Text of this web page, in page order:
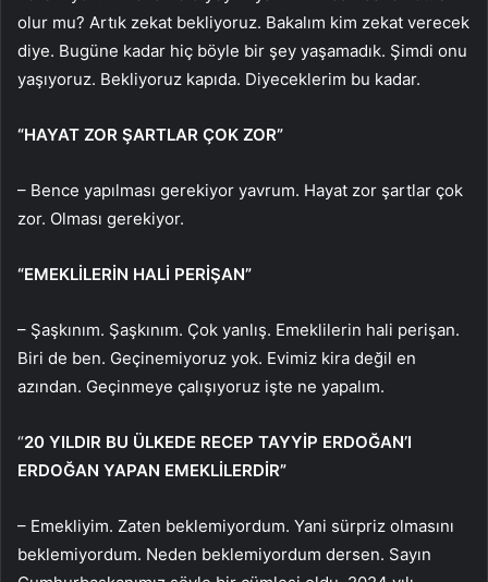
olur mu? Artık zekat bekliyoruz. Bakalım kim zekat verecek
diye. Bugüne kadar hiç böyle bir şey yaşamadık. Şimdi onu
yaşıyoruz. Bekliyoruz kapıda. Diyeceklerim bu kadar.
“HAYAT ZOR ŞARTLAR ÇOK ZOR”
– Bence yapılması gerekiyor yavrum. Hayat zor şartlar çok
zor. Olması gerekiyor.
“EMEKLİLERİN HALİ PERİŞAN”
– Şaşkınım. Şaşkınım. Çok yanlış. Emeklilerin hali perişan.
Biri de ben. Geçinemiyoruz yok. Evimiz kira değil en
azından. Geçinmeye çalışıyoruz işte ne yapalım.
“20 YILDIR BU ÜLKEDE RECEP TAYYİP ERDOĞAN’I
ERDOĞAN YAPAN EMEKLİLERDİR”
– Emekliyim. Zaten beklemiyordum. Yani sürpriz olmasını
beklemiyordum. Neden beklemiyordum dersen. Sayın